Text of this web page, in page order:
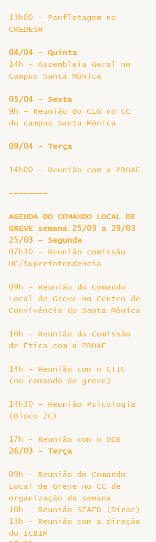
13h00 – Panfletagem no
CREDESH
04/04 – Quinta
14h – Assembleia Geral no
Campus Santa Mônica
05/04 – Sexta
9h – Reunião do CLG no CC
do campus Santa Mônica
09/04 – Terça
14h00 – Reunião com a PROAE
———————–
AGENDA DO COMANDO LOCAL DE
GREVE semana 25/03 a 29/03
25/03 – Segunda
07h30 – Reunião comissão
HC/Superintendencia
09h – Reunião do Comando
Local de Greve no Centro de
Convivência do Santa Mônica
10h – Reunião da Comissão
de Ética com a PROAE
14h – Reunião com o CTIC
(no comando de greve)
14h30 – Reunião Psicologia
(Bloco 2C)
17h – Reunião com o DCE
26/03 – Terça
09h – Reunião do Comando
Local de Greve no CC de
organização da semana
10h – Reunião SEAED (Dirac)
13h – Reunião com a direção
do ICBIM